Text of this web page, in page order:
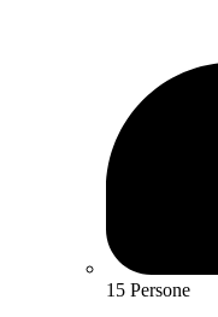
15 Persone